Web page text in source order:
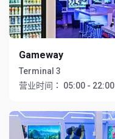
Gameway
Terminal 3
营业时间：
05:00 - 22:00